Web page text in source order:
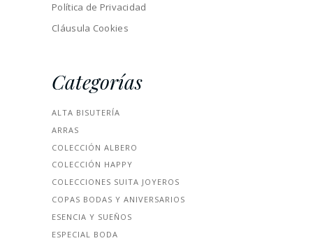
Política de Privacidad
Cláusula Cookies
Categorías
ALTA BISUTERÍA
ARRAS
COLECCIÓN ALBERO
COLECCIÓN HAPPY
COLECCIONES SUITA JOYEROS
COPAS BODAS Y ANIVERSARIOS
ESENCIA Y SUEÑOS
ESPECIAL BODA